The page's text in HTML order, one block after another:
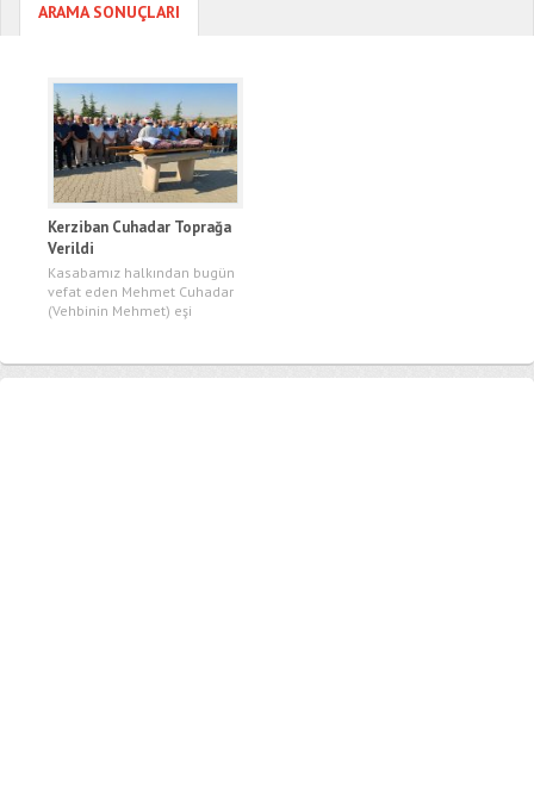
ARAMA SONUÇLARI
Kerziban Cuhadar Toprağa
Verildi
Kasabamız halkından bugün
vefat eden Mehmet Cuhadar
(Vehbinin Mehmet) eşi